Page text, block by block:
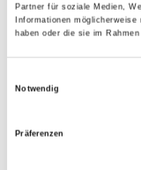
Partner für soziale Medien,
Informationen
haben oder die sie im
Notwendig
Präferenzen
Umrechnungsfaktoren
Zur